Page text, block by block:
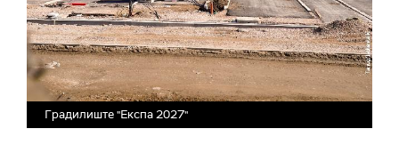
Градилиште "Експа 2027"